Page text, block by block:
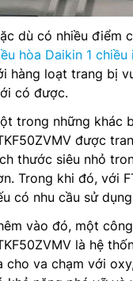
dù có nhiều điểm
hòa Daikin 1 chiều
hàng loạt trang bị
có được.
trong những khác
được
thước siêu nhỏ
Trong khi đó, với
có nhu cầu sử
vào đó, một
là hệ
cho va chạm với